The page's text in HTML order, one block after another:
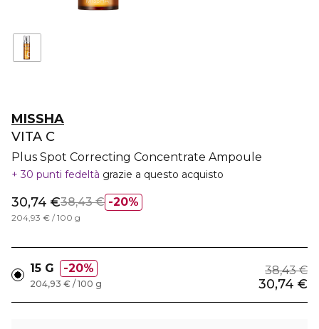
MISSHA
VITA C
Plus Spot Correcting Concentrate Ampoule
30 punti fedeltà grazie a questo acquisto
20%
30,74 €38,43 €
204,93 € / 100 g
15 G 20% 38,43 €
30,74 €
204,93 € / 100 g